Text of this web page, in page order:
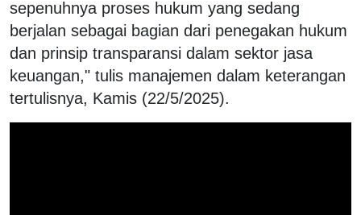
sepenuhnya proses hukum yang sedang
berjalan sebagai bagian dari penegakan hukum
dan prinsip transparansi dalam sektor jasa
keuangan," tulis manajemen dalam keterangan
tertulisnya, Kamis (22/5/2025).